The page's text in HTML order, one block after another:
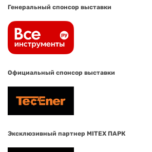
Генеральный спонсор выставки
Официальный спонсор выставки
Эксклюзивный партнер MITEX ПАРК